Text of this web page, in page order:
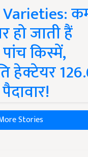
Varieties:
हो जाती हैं
किस्में,
हेक्टेयर
Stories